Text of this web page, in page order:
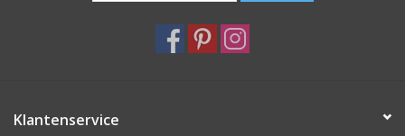
Klantenservice